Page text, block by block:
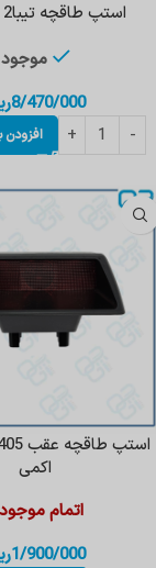
استپ طاقچه تیبا2 جمعساز
موجود
8/470/000
افزودن
اکمی
اتمام
1/900/000